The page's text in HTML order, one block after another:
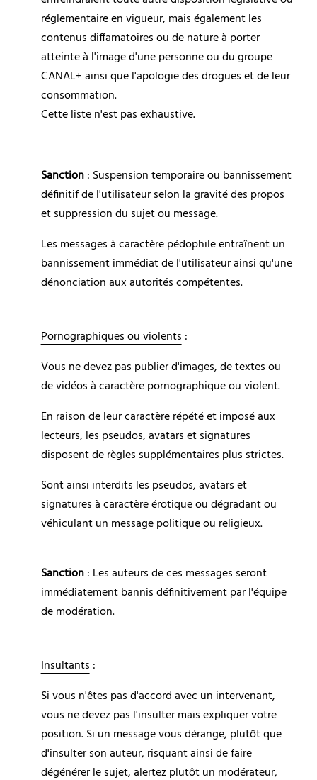
réglementaire en vigueur, mais également les
contenus diffamatoires ou de nature à porter
atteinte à l'image d'une personne ou du groupe
CANAL+ ainsi que l'apologie des drogues et de leur
consommation.
Cette liste n'est pas exhaustive.
Sanction : Suspension temporaire ou bannissement
définitif de l'utilisateur selon la gravité des propos
et suppression du sujet ou message.
Les messages à caractère pédophile entraînent un
bannissement immédiat de l'utilisateur ainsi qu'une
dénonciation aux autorités compétentes.
Pornographiques ou violents :
Vous ne devez pas publier d'images, de textes ou
de vidéos à caractère pornographique ou violent.
En raison de leur caractère répété et imposé aux
lecteurs, les pseudos, avatars et signatures
disposent de règles supplémentaires plus strictes.
Sont ainsi interdits les pseudos, avatars et
signatures à caractère érotique ou dégradant ou
véhiculant un message politique ou religieux.
Sanction : Les auteurs de ces messages seront
immédiatement bannis définitivement par l'équipe
de modération.
Insultants :
Si vous n'êtes pas d'accord avec un intervenant,
vous ne devez pas l'insulter mais expliquer votre
position. Si un message vous dérange, plutôt que
d'insulter son auteur, risquant ainsi de faire
dégénérer le sujet, alertez plutôt un modérateur,